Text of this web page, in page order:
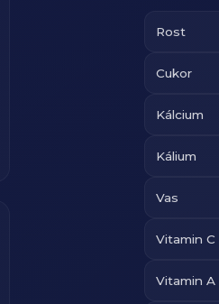
Rost
Cukor
Kálcium
Kálium
Vas
Vitamin C
Vitamin A